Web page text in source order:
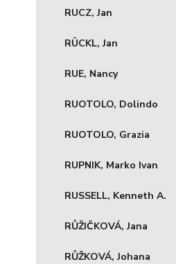
RUCZ, Jan
RÜCKL, Jan
RUE, Nancy
RUOTOLO, Dolindo
RUOTOLO, Grazia
RUPNIK, Marko Ivan
RUSSELL, Kenneth A.
RŮŽIČKOVÁ, Jana
RŮŽKOVÁ, Johana